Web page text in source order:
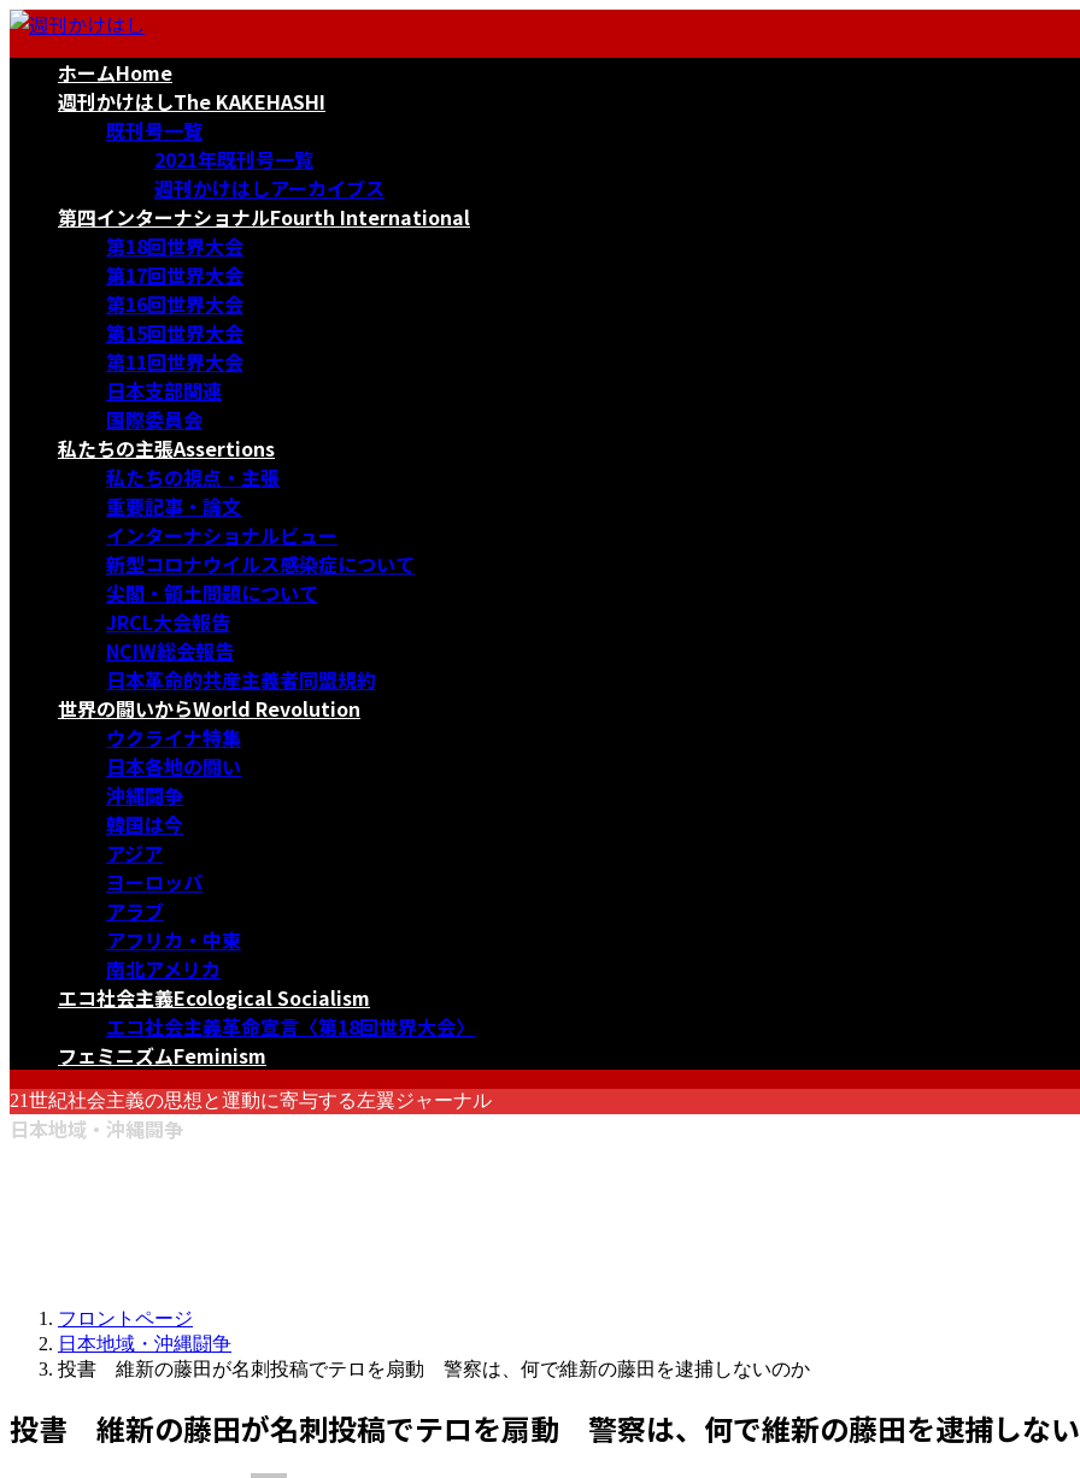
コ
ナ
ホームHome
週刊かけはしThe KAKEHASHI
既刊号一覧
2021年既刊号一覧
週刊かけはしアーカイブス
第四インターナショナルFourth International
第18回世界大会
第17回世界大会
第16回世界大会
第15回世界大会
第11回世界大会
日本支部関連
国際委員会
私たちの主張Assertions
私たちの視点・主張
重要記事・論文
インターナショナルビュー
新型コロナウイルス感染症について
尖閣・領土問題について
JRCL大会報告
NCIW総会報告
日本革命的共産主義者同盟規約
世界の闘いからWorld Revolution
ウクライナ特集
日本各地の闘い
沖縄闘争
韓国は今
アジア
ヨーロッパ
アラブ
アフリカ・中東
南北アメリカ
エコ社会主義Ecological Socialism
エコ社会主義革命宣言〈第18回世界大会〉
フェミニズムFeminism
21世紀社会主義の思想と運動に寄与する左翼ジャーナル
日本地域・沖縄闘争
フロントページ
日本地域・沖縄闘争
投書 維新の藤田が名刺投稿でテロを扇動 警察は、何で維新の藤田を逮捕しないのか
投書 維新の藤田が名刺投稿でテロを扇動 警察は、何で維新の藤田を逮捕しな